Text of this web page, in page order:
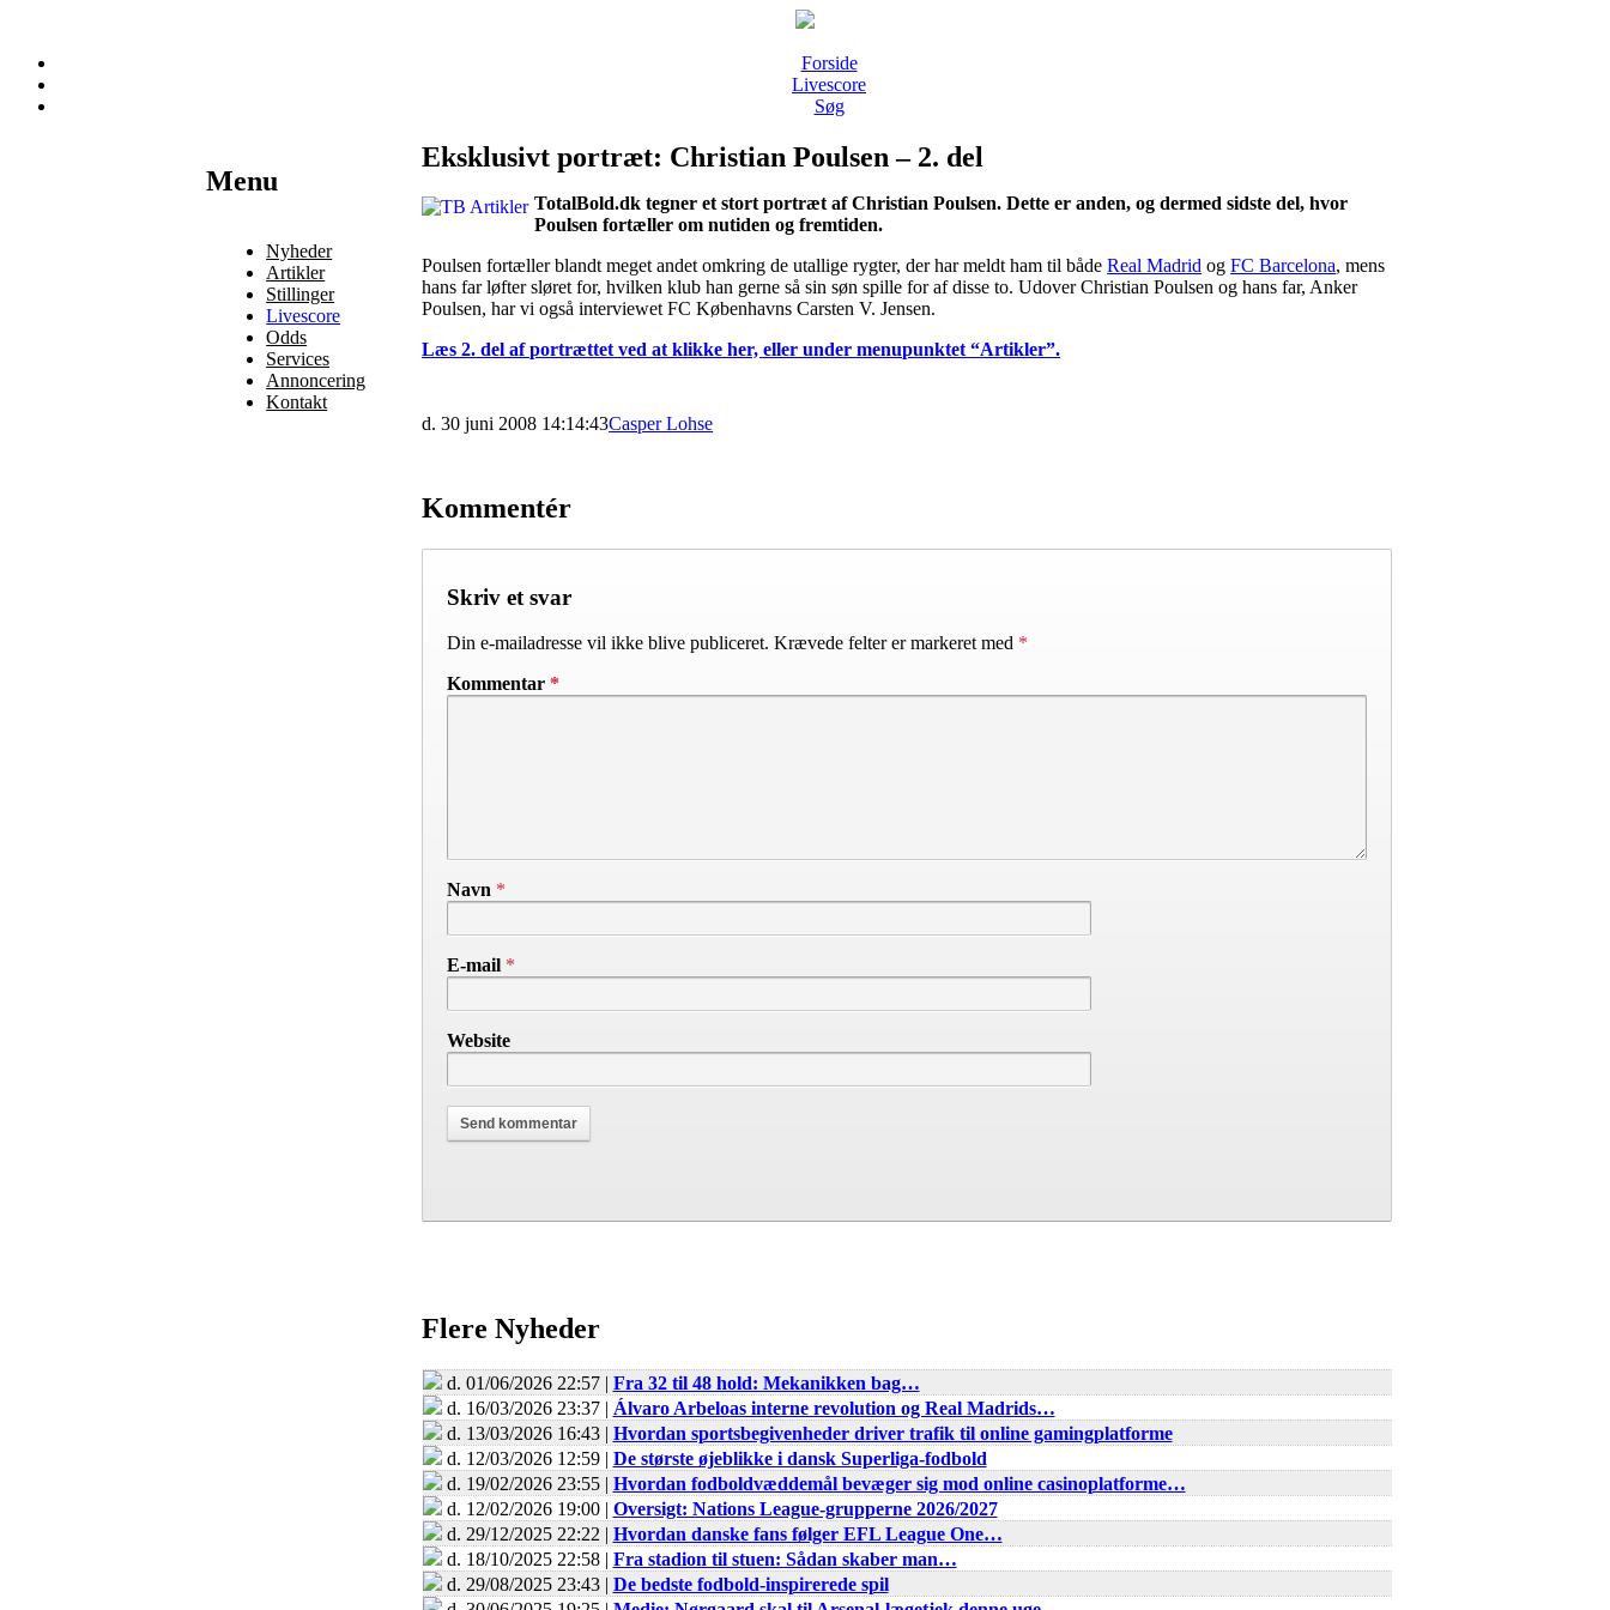
Forside
Livescore
Søg
Menu
Nyheder
Artikler
Stillinger
Livescore
Odds
Services
Annoncering
Kontakt
Eksklusivt portræt: Christian Poulsen – 2. del
TotalBold.dk tegner et stort portræt af Christian Poulsen. Dette er anden, og dermed sidste del, hvor
Poulsen fortæller om nutiden og fremtiden.
Poulsen fortæller blandt meget andet omkring de utallige rygter, der har meldt ham til bådeReal Madrid ogFC Barcelona, mens
hans far løfter sløret for, hvilken klub han gerne så sin søn spille for af disse to. Udover Christian Poulsen og hans far, Anker
Poulsen, har vi også interviewet FC Københavns Carsten V. Jensen.
Læs 2. del af portrættet ved at klikke her, eller under menupunktet “Artikler”.
d. 30 juni 2008 14:14:43Casper Lohse
Kommentér
Skriv et svar
Din e-mailadresse vil ikke blive publiceret. Krævede felter er markeret med *
Kommentar *
Navn *
E-mail *
Website
Flere Nyheder
d. 01/06/2026 22:57 | Fra 32 til 48 hold: Mekanikken bag…
d. 16/03/2026 23:37 | Álvaro Arbeloas interne revolution og Real Madrids…
d. 13/03/2026 16:43 | Hvordan sportsbegivenheder driver trafik til online gamingplatforme
d. 12/03/2026 12:59 | De største øjeblikke i dansk Superliga-fodbold
d. 19/02/2026 23:55 | Hvordan fodboldvæddemål bevæger sig mod online casinoplatforme…
d. 12/02/2026 19:00 | Oversigt: Nations League-grupperne 2026/2027
d. 29/12/2025 22:22 | Hvordan danske fans følger EFL League One…
d. 18/10/2025 22:58 | Fra stadion til stuen: Sådan skaber man…
d. 29/08/2025 23:43 | De bedste fodbold-inspirerede spil